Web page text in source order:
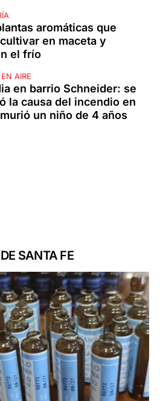
aromáticas que
en maceta y
el frío
AIRE
en barrio Schneider: se
la causa del incendio en
un niño de 4 años
SANTA FE